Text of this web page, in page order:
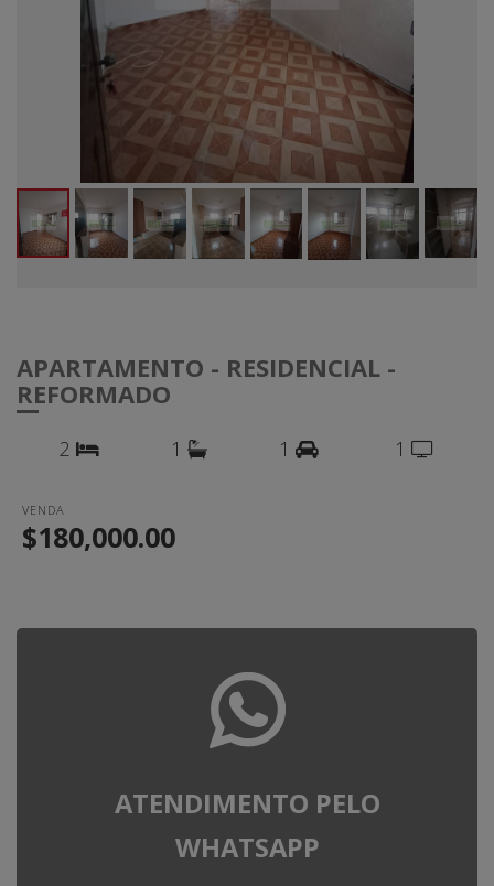
APARTAMENTO - RESIDENCIAL -
REFORMADO
2 1 1 1
VENDA
$180,000.00
ATENDIMENTO PELO
WHATSAPP